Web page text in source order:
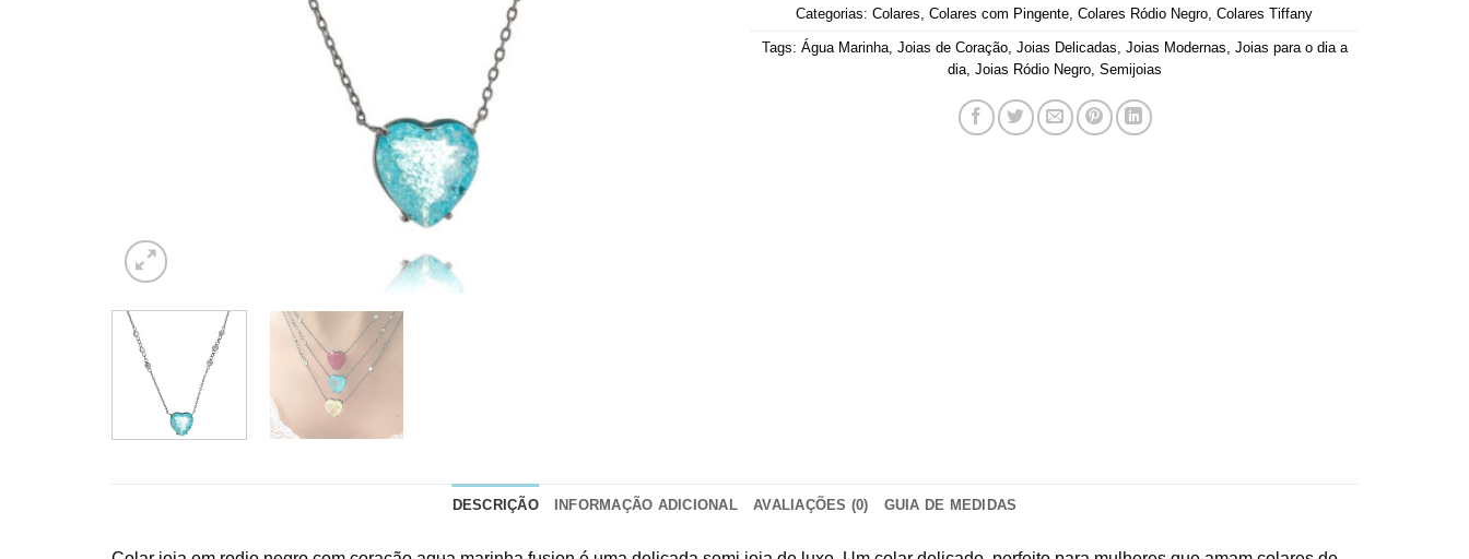
Categorias: Colares Colares com Pingente Colares Ródio Negro Colares Tiffany
Tags: Água Marinha, Joias de Coração, Joias Delicadas Joias Modernas Joias para o dia a
dia, Joias Ródio Negro, Semijoias
DESCRIÇÃO INFORMAÇÃO ADICIONAL AVALIAÇÕES (0) GUIA DE MEDIDAS